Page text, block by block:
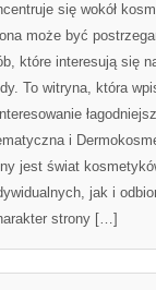
się wokół
może być
które interesują się
To witryna, która
i
jest świat
jak i
strony […]